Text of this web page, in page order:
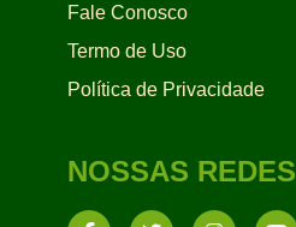
Fale Conosco
Termo de Uso
Política de Privacidade
NOSSAS REDES